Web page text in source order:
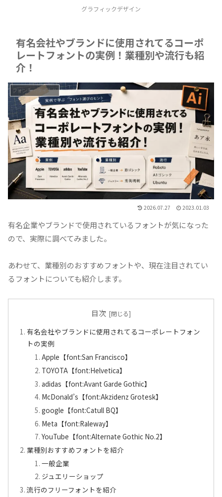
グラフィックデザイン
有名会社やブランドに使用されてるコーポ
レートフォントの実例！業種別や流行も紹
介！
フォント・タイトル
2026.07.27 2023.01.03
有名企業やブランドで使用されているフォントが気になった
ので、実際に調べてみました。
あわせて、業種別のおすすめフォントや、現在注目されてい
るフォントについても紹介します。
目次
有名会社やブランドに使用されてるコーポレートフォン
トの実例
Apple【font:San Francisco】
TOYOTA【font:Helvetica】
adidas【font:Avant Garde Gothic】
McDonald’s【font:Akzidenz Grotesk】
google【font:Catull BQ】
Meta【font:Raleway】
YouTube【font:Alternate Gothic No.2】
業種別おすすめフォントを紹介
一般企業
ジュエリーショップ
流行のフリーフォントを紹介